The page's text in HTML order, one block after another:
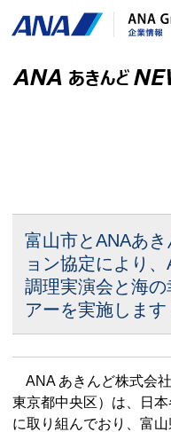
富山市とANAあ
ョン協定により、
調理実演会と海
アーを実施します
ANA あきんど株式会
東京都中央区）は、日
に取り組んでおり、富